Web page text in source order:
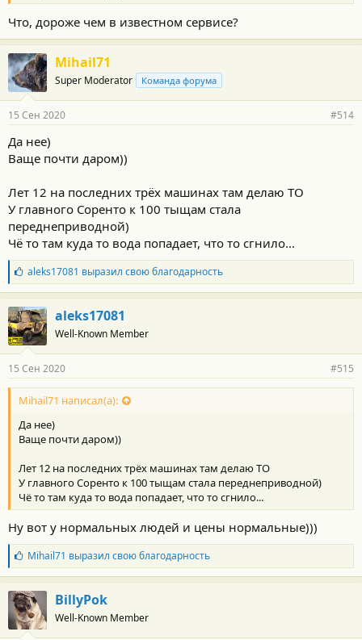
Что, дороже чем в известном сервисе?
Mihail71
Super Moderator Команда форума
15 Сен 2020 #514
Да нее)
Ваще почти даром))
Лет 12 на последних трёх машинах там делаю ТО
У главного Соренто к 100 тыщам стала
переднеприводной)
Чё то там куда то вода попадает, что то сгнило...
Б
л
а
г
о
д
а
н
о
с
и
:
aleks17081 выразил свою благодарность
aleks17081
Well-Known Member
15 Сен 2020 #515
Mihail71 написал(а):
Да нее)
Ваще почти даром))
Лет 12 на последних трёх машинах там делаю ТО
У главного Соренто к 100 тыщам стала переднеприводной)
Чё то там куда то вода попадает, что то сгнило...
Ну вот у нормальных людей и цены нормальные)))
Б
л
а
г
о
д
а
Mihail71 выразил свою благодарность
BillyPok
Well-Known Member